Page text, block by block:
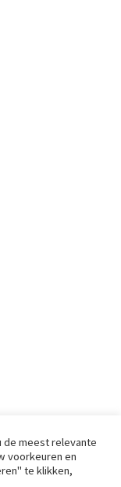
de meest relevante
voorkeuren en
te klikken,